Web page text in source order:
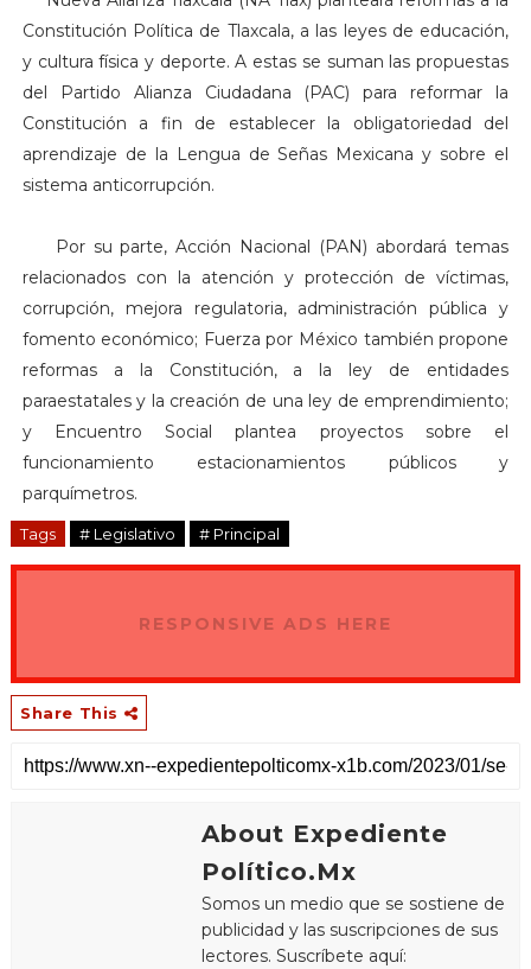
Constitución Política de Tlaxcala, a las leyes de educación,
y cultura física y deporte. A estas se suman las propuestas
del Partido Alianza Ciudadana (PAC) para reformar la
Constitución a fin de establecer la obligatoriedad del
aprendizaje de la Lengua de Señas Mexicana y sobre el
sistema anticorrupción.
Por su parte, Acción Nacional (PAN) abordará temas
relacionados con la atención y protección de víctimas,
corrupción, mejora regulatoria, administración pública y
fomento económico; Fuerza por México también propone
reformas a la Constitución, a la ley de entidades
paraestatales y la creación de una ley de emprendimiento;
y Encuentro Social plantea proyectos sobre el
funcionamiento estacionamientos públicos y
parquímetros.
Tags # Legislativo # Principal
RESPONSIVE ADS HERE
Share This
About Expediente
Político.Mx
Somos un medio que se sostiene de
publicidad y las suscripciones de sus
lectores. Suscríbete aquí: